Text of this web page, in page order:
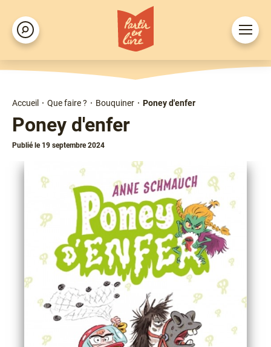
Aller
au
contenu
principal
Rechercher
Ouvrir
le
d'Ariane
Accueil Que faire ? Bouquiner Poney d'enfer
Poney d'enfer
Publié le 19 septembre 2024